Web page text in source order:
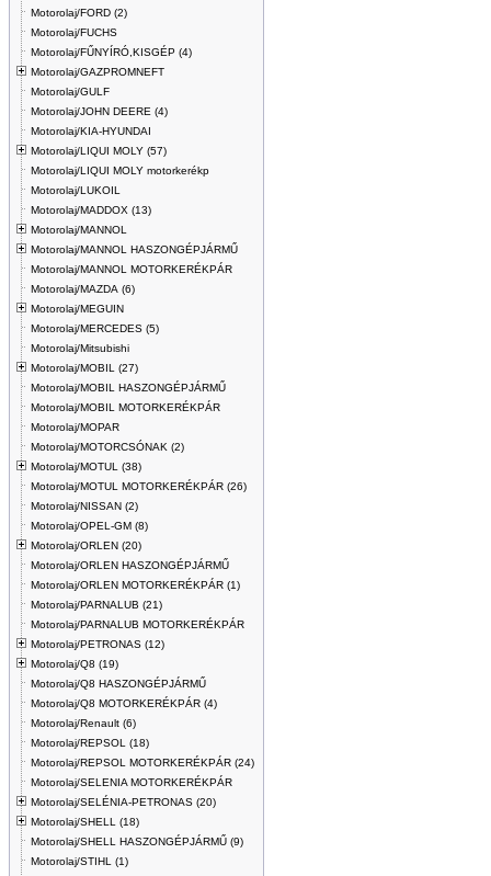
Motorolaj/FORD (2)
Motorolaj/FUCHS
Motorolaj/FŰNYÍRÓ,KISGÉP (4)
Motorolaj/GAZPROMNEFT
Motorolaj/GULF
Motorolaj/JOHN DEERE (4)
Motorolaj/KIA-HYUNDAI
Motorolaj/LIQUI MOLY (57)
Motorolaj/LIQUI MOLY motorkerékp
Motorolaj/LUKOIL
Motorolaj/MADDOX (13)
Motorolaj/MANNOL
Motorolaj/MANNOL HASZONGÉPJÁRMŰ
Motorolaj/MANNOL MOTORKERÉKPÁR
Motorolaj/MAZDA (6)
Motorolaj/MEGUIN
Motorolaj/MERCEDES (5)
Motorolaj/Mitsubishi
Motorolaj/MOBIL (27)
Motorolaj/MOBIL HASZONGÉPJÁRMŰ
Motorolaj/MOBIL MOTORKERÉKPÁR
Motorolaj/MOPAR
Motorolaj/MOTORCSÓNAK (2)
Motorolaj/MOTUL (38)
Motorolaj/MOTUL MOTORKERÉKPÁR (26)
Motorolaj/NISSAN (2)
Motorolaj/OPEL-GM (8)
Motorolaj/ORLEN (20)
Motorolaj/ORLEN HASZONGÉPJÁRMŰ
Motorolaj/ORLEN MOTORKERÉKPÁR (1)
Motorolaj/PARNALUB (21)
Motorolaj/PARNALUB MOTORKERÉKPÁR
Motorolaj/PETRONAS (12)
Motorolaj/Q8 (19)
Motorolaj/Q8 HASZONGÉPJÁRMŰ
Motorolaj/Q8 MOTORKERÉKPÁR (4)
Motorolaj/Renault (6)
Motorolaj/REPSOL (18)
Motorolaj/REPSOL MOTORKERÉKPÁR (24)
Motorolaj/SELENIA MOTORKERÉKPÁR
Motorolaj/SELÉNIA-PETRONAS (20)
Motorolaj/SHELL (18)
Motorolaj/SHELL HASZONGÉPJÁRMŰ (9)
Motorolaj/STIHL (1)